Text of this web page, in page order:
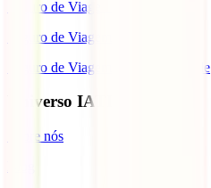
Seguro de Viagem para o Brasil
Seguro de Viagem para Tailândia
Seguro de Viagem para Cabo Verde
Universo IATI
Sobre nós